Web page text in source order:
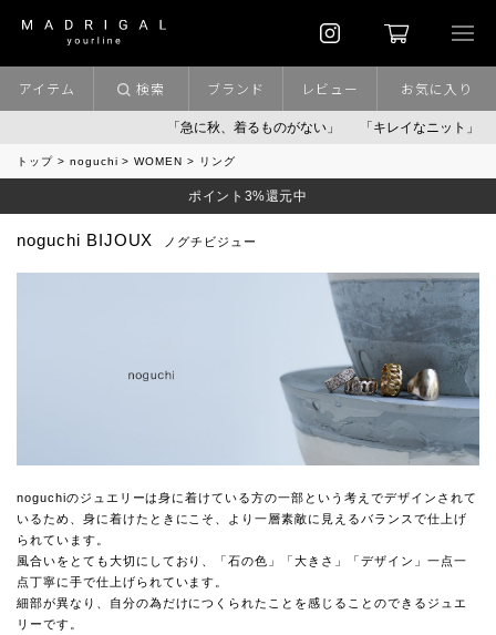
「急に秋、着るものがない」 「キレイなニット」 ポイン
アイテム 検索 ブランド レビュー お気に入り
トップ noguchi WOMEN リング
ポイント3%還元中
noguchi BIJOUX ノグチビジュー
noguchiのジュエリーは身に着けている方の一部という考えでデザインされて
いるため、身に着けたときにこそ、より一層素敵に見えるバランスで仕上げ
られています。
風合いをとても大切にしており、「石の色」「大きさ」「デザイン」一点一
点丁寧に手で仕上げられています。
細部が異なり、自分の為だけにつくられたことを感じることのできるジュエ
リーです。